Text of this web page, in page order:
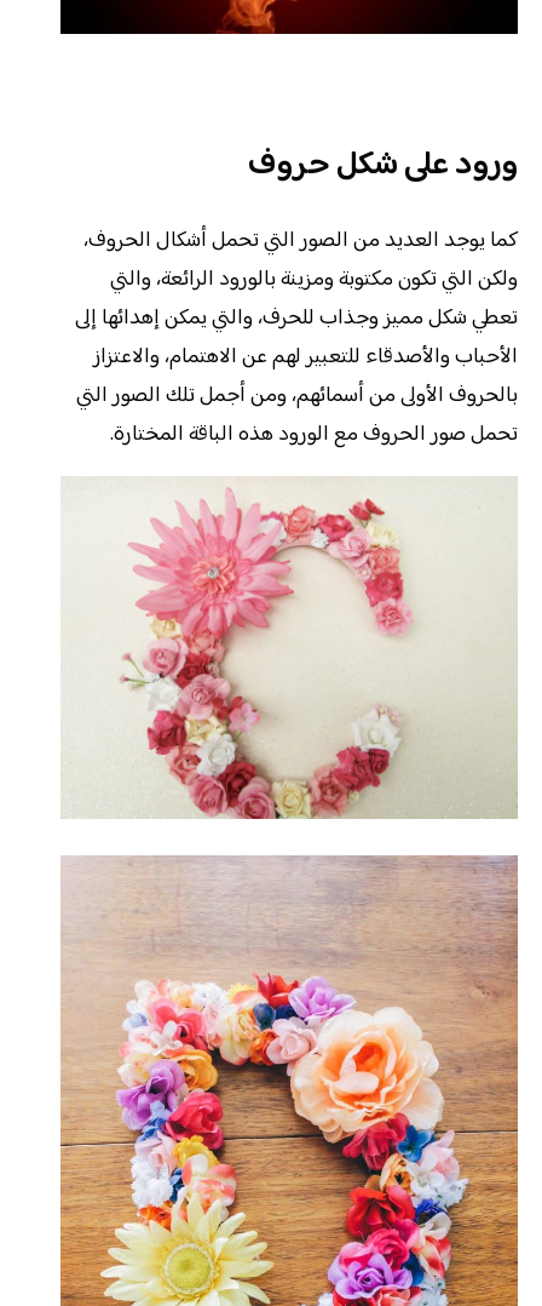
ورود على شكل حروف
كما يوجد العديد من الصور التي تحمل أشكال الحروف،
ولكن التي تكون مكتوبة ومزينة بالورود الرائعة، والتي
تعطي شكل مميز وجذاب للحرف، والتي يمكن إهدائها إلى
الأحباب والأصدقاء للتعبير لهم عن الاهتمام، والاعتزاز
بالحروف الأولى من أسمائهم، ومن أجمل تلك الصور التي
تحمل صور الحروف مع الورود هذه الباقة المختارة.